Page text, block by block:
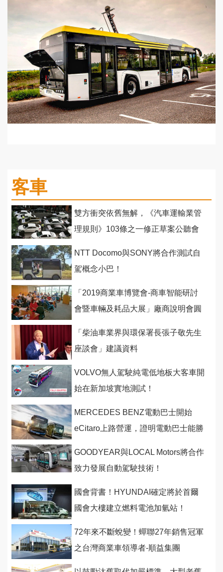
客車
雙方衝突依舊無解，《汽車運輸業管
理規則》103條之一修正草案公聽會
NTT Docomo與SONY將合作測試自
駕概念小巴！
「2019商業車博覽會-商車智能研討
會暨車輛及耗品大展」廠商說明會圓
「柴油車業界與環保署長張子敬先生
座談會」建議資料
VOLVO無人駕駛純電低地板大客車開
始在新加坡實地測試！
MERCEDES BENZ電動巴士開始
eCitaro上路營運，證明電動巴士能勝
GOODYEAR與LOCAL Motors將合作
致力發展自動駕駛技術！
國會背書！HYUNDAI確定將於首爾
國會大樓建立燃料電池加氫站！
72年來不斷蛻變！蟬聯27年銷售冠軍
之台灣商業車領導者-順益集團